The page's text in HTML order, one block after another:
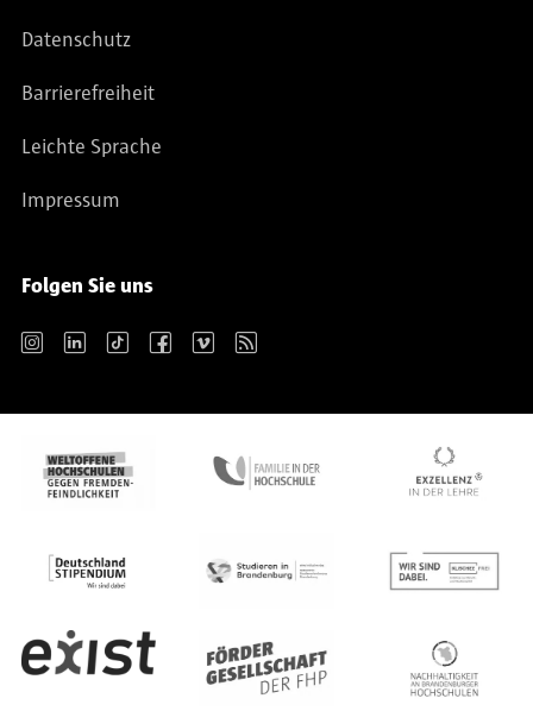
Datenschutz
Barrierefreiheit
Leichte Sprache
Impressum
Folgen Sie uns
Instagram LinkedIn TikTok Facebook Vimeo RSS